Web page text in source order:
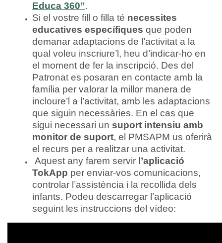
Educa 360”.
Si el vostre fill o filla té necessites
educatives específiques que poden
demanar adaptacions de l’activitat a la
qual voleu inscriure’l, heu d’indicar-ho en
el moment de fer la inscripció. Des del
Patronat es posaran en contacte amb la
família per valorar la millor manera de
incloure’l a l’activitat, amb les adaptacions
que siguin necessàries. En el cas que
sigui necessari un suport intensiu amb
monitor de suport, el PMSAPM us oferirà
el recurs per a realitzar una activitat.
Aquest any farem servir l’aplicació
TokApp per enviar-vos comunicacions,
controlar l’assistència i la recollida dels
infants. Podeu descarregar l’aplicació
seguint les instruccions del vídeo: